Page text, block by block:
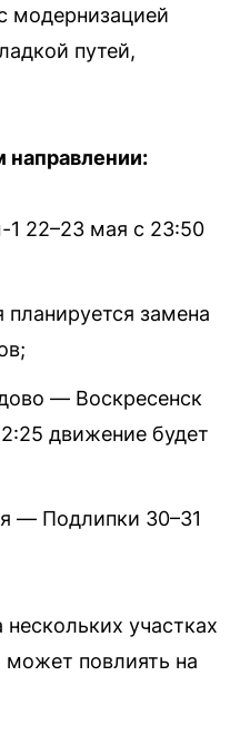
модернизацией
путей,
направлении:
22–23 мая с 23:50
замена
— Воскресенск
движение будет
— Подлипки 30–31
участках
может повлиять на